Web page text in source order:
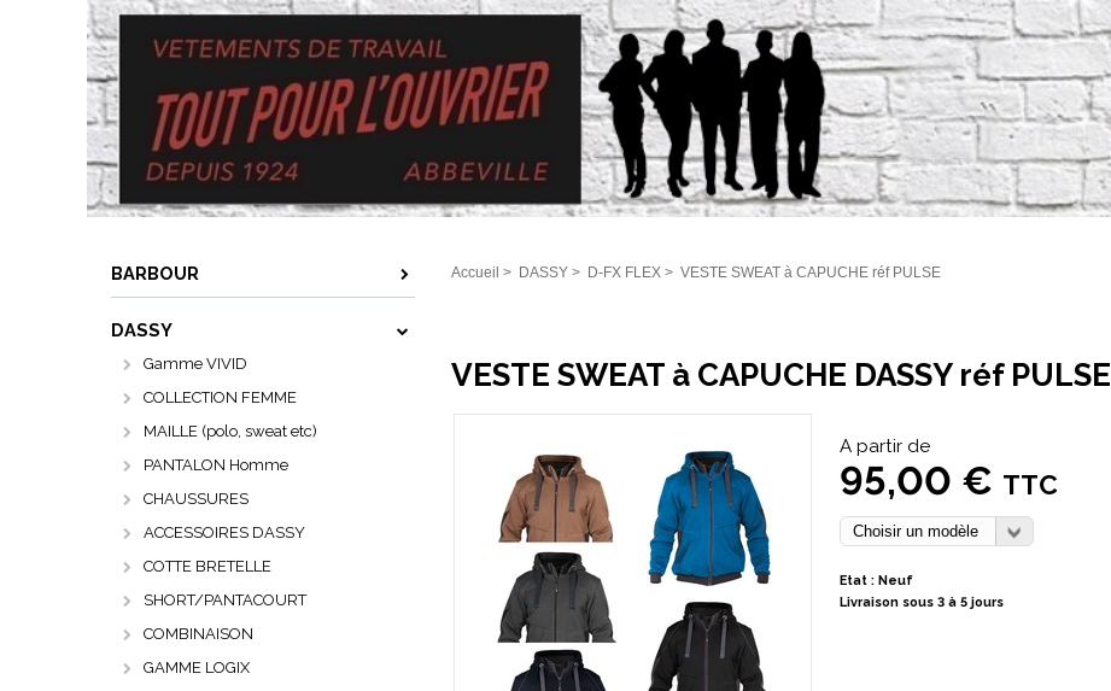
BARBOUR
DASSY
Gamme VIVID
COLLECTION FEMME
MAILLE (polo, sweat etc)
PANTALON Homme
CHAUSSURES
ACCESSOIRES DASSY
COTTE BRETELLE
SHORT/PANTACOURT
COMBINAISON
GAMME LOGIX
Accueil > DASSY > D-FX FLEX > VESTE SWEAT à CAPUCHE réf PULSE
VESTE SWEAT à CAPUCHE DASSY réf PULSE
A partir de
95,00 € TTC
Etat : Neuf
Livraison sous 3 à 5 jours